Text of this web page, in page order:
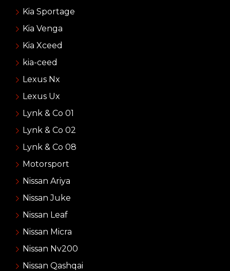
Kia Sportage
Kia Venga
Kia Xceed
kia-ceed
Lexus Nx
Lexus Ux
Lynk & Co 01
Lynk & Co 02
Lynk & Co 08
Motorsport
Nissan Ariya
Nissan Juke
Nissan Leaf
Nissan Micra
Nissan Nv200
Nissan Qashqai